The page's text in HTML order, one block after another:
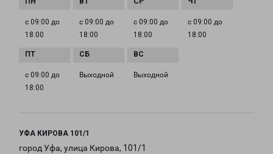
с 09:00 до
18:00
с 09:00 до
18:00
с 09:00 до
18:00
с 09:00 до
18:00
с 09:00 до
18:00
Выходной Выходной
УФА КИРОВА 101/1
город Уфа, улица Кирова, 101/1